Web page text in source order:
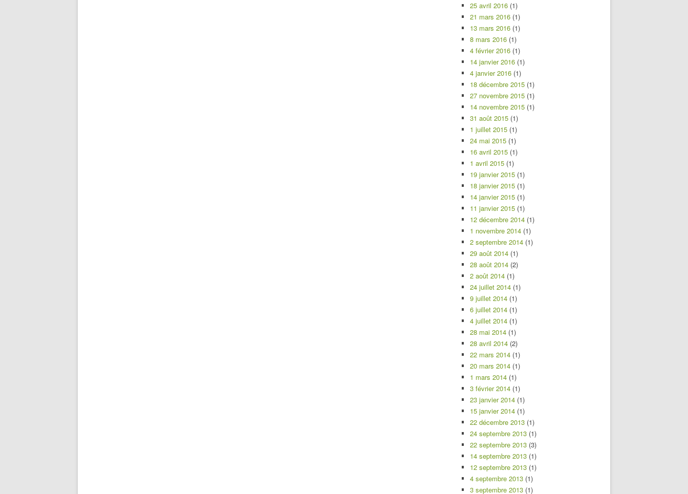
25 avril 2016 (1)
21 mars 2016 (1)
13 mars 2016 (1)
8 mars 2016 (1)
4 février 2016 (1)
14 janvier 2016 (1)
4 janvier 2016 (1)
18 décembre 2015 (1)
27 novembre 2015 (1)
14 novembre 2015 (1)
31 août 2015 (1)
1 juillet 2015 (1)
24 mai 2015 (1)
16 avril 2015 (1)
1 avril 2015 (1)
19 janvier 2015 (1)
18 janvier 2015 (1)
14 janvier 2015 (1)
11 janvier 2015 (1)
12 décembre 2014 (1)
1 novembre 2014 (1)
2 septembre 2014 (1)
29 août 2014 (1)
28 août 2014 (2)
2 août 2014 (1)
24 juillet 2014 (1)
9 juillet 2014 (1)
6 juillet 2014 (1)
4 juillet 2014 (1)
28 mai 2014 (1)
28 avril 2014 (2)
22 mars 2014 (1)
20 mars 2014 (1)
1 mars 2014 (1)
3 février 2014 (1)
23 janvier 2014 (1)
15 janvier 2014 (1)
22 décembre 2013 (1)
24 septembre 2013 (1)
22 septembre 2013 (3)
14 septembre 2013 (1)
12 septembre 2013 (1)
4 septembre 2013 (1)
3 septembre 2013 (1)